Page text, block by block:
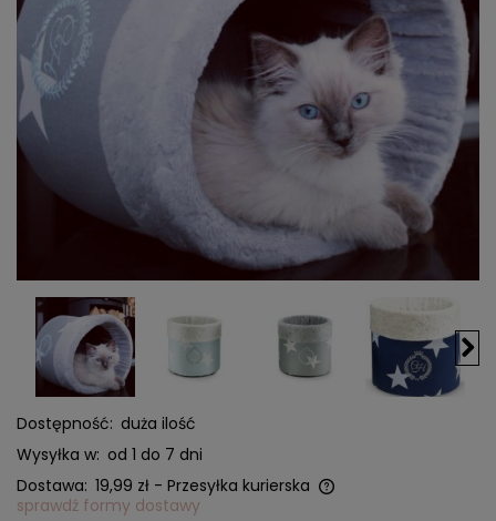
Dostępność: duża ilość
Wysyłka w: od 1 do 7 dni
Dostawa: 19,99 zł - Przesyłka kurierska
Cena nie zawiera ewentualnych kosztów płatności
sprawdź formy dostawy